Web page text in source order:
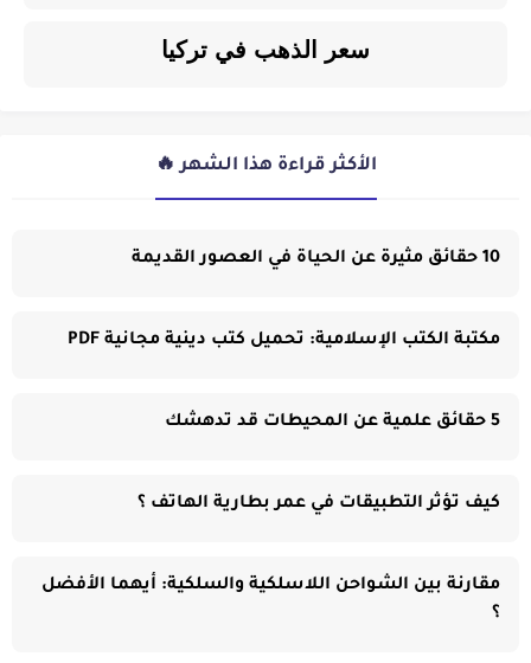
سعر الذهب في تركيا
الأكثر قراءة هذا الشهر 🔥
10 حقائق مثيرة عن الحياة في العصور القديمة
مكتبة الكتب الإسلامية: تحميل كتب دينية مجانية PDF
5 حقائق علمية عن المحيطات قد تدهشك
كيف تؤثر التطبيقات في عمر بطارية الهاتف ؟
مقارنة بين الشواحن اللاسلكية والسلكية: أيهما الأفضل
؟